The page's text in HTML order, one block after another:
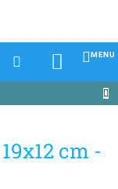
cm -